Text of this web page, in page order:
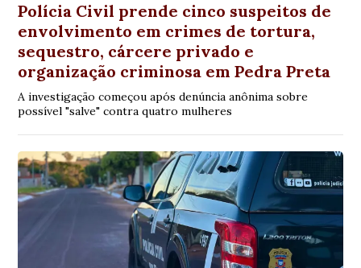
Polícia Civil prende cinco suspeitos de
envolvimento em crimes de tortura,
sequestro, cárcere privado e
organização criminosa em Pedra Preta
A investigação começou após denúncia anônima sobre
possível "salve" contra quatro mulheres